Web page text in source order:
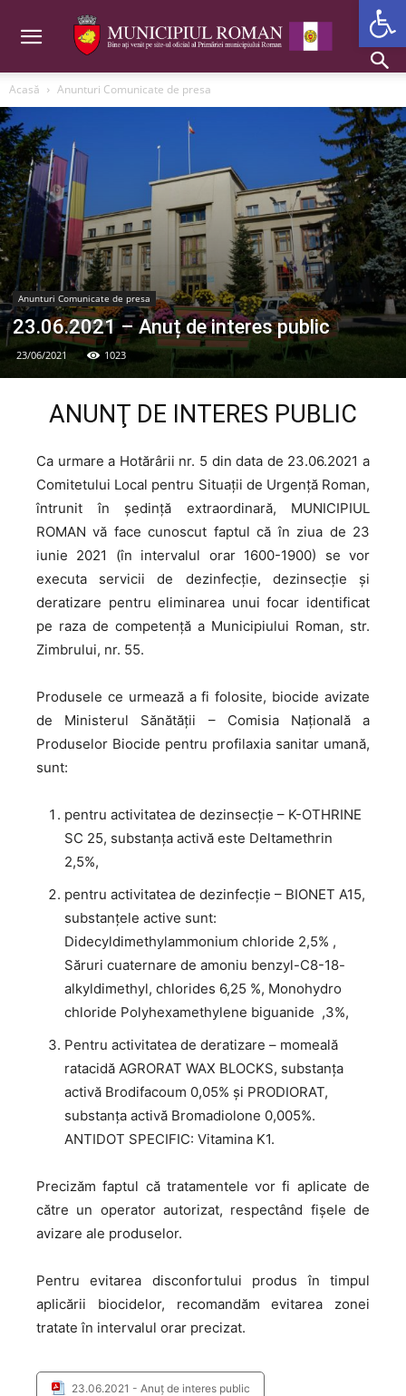
Acasă Anunturi Comunicate de presa
Anunturi Comunicate de presa
23.06.2021 – Anuț de interes public
23/06/2021 1023
ANUNŢ DE INTERES PUBLIC
Ca urmare a Hotărârii nr. 5 din data de 23.06.2021 a
Comitetului Local pentru Situații de Urgență Roman,
întrunit în ședință extraordinară, MUNICIPIUL
ROMAN vă face cunoscut faptul că în ziua de 23
iunie 2021 (în intervalul orar 1600-1900) se vor
executa servicii de dezinfecție, dezinsecţie și
deratizare pentru eliminarea unui focar identificat
pe raza de competență a Municipiului Roman, str.
Zimbrului, nr. 55.
Produsele ce urmează a fi folosite, biocide avizate
de Ministerul Sănătății – Comisia Națională a
Produselor Biocide pentru profilaxia sanitar umană,
sunt:
pentru activitatea de dezinsecție – K-OTHRINE
SC 25, substanța activă este Deltamethrin
2,5%,
pentru activitatea de dezinfecție – BIONET A15,
substanțele active sunt:
Didecyldimethylammonium chloride 2,5% ,
Săruri cuaternare de amoniu benzyl-C8-18-
alkyldimethyl, chlorides 6,25 %, Monohydro
chloride Polyhexamethylene biguanide ,3%,
Pentru activitatea de deratizare – momeală
ratacidă AGRORAT WAX BLOCKS, substanța
activă Brodifacoum 0,05% și PRODIORAT,
substanța activă Bromadiolone 0,005%.
ANTIDOT SPECIFIC: Vitamina K1.
Precizăm faptul că tratamentele vor fi aplicate de
către un operator autorizat, respectând fişele de
avizare ale produselor.
Pentru evitarea disconfortului produs în timpul
aplicării biocidelor, recomandăm evitarea zonei
tratate în intervalul orar precizat.
23.06.2021 - Anuț de interes public